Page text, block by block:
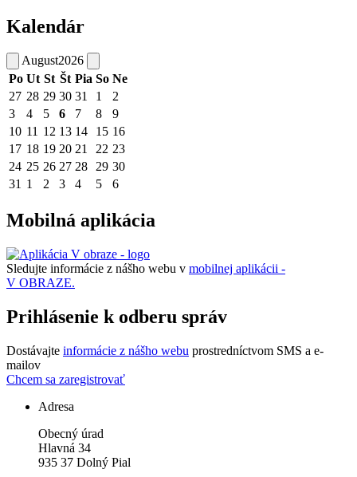
Kalendár
August2026
Po Ut St Št Pia So Ne
27 28 29 30 31 1
2
3
4 5 6 7 8
9
10 11 12 13 14 15 16
17 18 19 20 21 22 23
24 25 26 27 28 29 30
31 1 2 3 4 5 6
Mobilná aplikácia
Sledujte informácie z nášho webu v mobilnej aplikácii -
V OBRAZE.
Prihlásenie k odberu správ
Dostávajte informácie z nášho webu prostredníctvom SMS a e-
mailov
Chcem sa zaregistrovať
Adresa
Obecný úrad
Hlavná 34
935 37 Dolný Pial